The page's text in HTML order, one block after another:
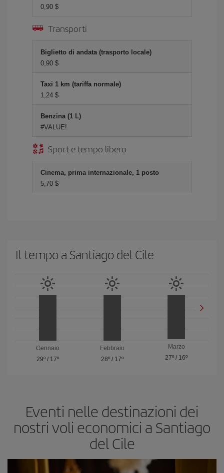
0,90 $
Transporti
Biglietto di andata (trasporto locale)
0,90 $
Taxi 1 km (tariffa normale)
1,24 $
Benzina (1 L)
#VALUE!
Sport e tempo libero
Cinema, prima internazionale, 1 posto
5,70 $
Il tempo a Santiago del Cile
Gennaio
29º/ 17º
Febbraio
28º/ 17º
Marzo
27º / 16º
Eventi nelle destinazioni dei
nostri voli economici a Santiago
del Cile